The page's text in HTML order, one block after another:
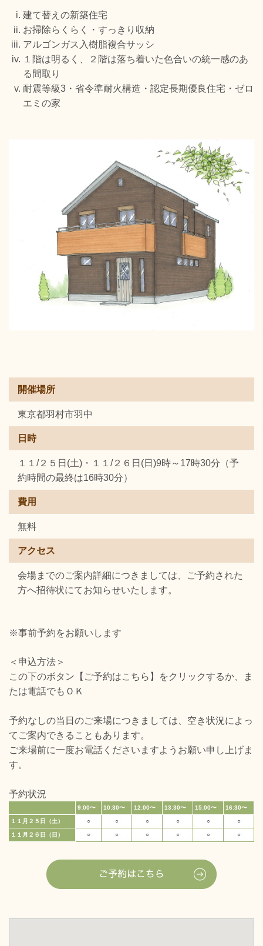
建て替えの新築住宅
お掃除らくらく・すっきり収納
アルゴンガス入樹脂複合サッシ
１階は明るく、２階は落ち着いた色合いの統一感のあ
る間取り
耐震等級3・省令準耐火構造・認定長期優良住宅・ゼロ
エミの家
開催場所
東京都羽村市羽中
日時
１１/２５日(土)・１１/２６日(日)9時～17時30分（予
約時間の最終は16時30分）
費用
無料
アクセス
会場までのご案内詳細につきましては、ご予約された
方へ招待状にてお知らせいたします。
※事前予約をお願いします
＜申込方法＞
この下のボタン【ご予約はこちら】をクリックするか、ま
たは電話でもＯＫ
予約なしの当日のご来場につきましては、空き状況によっ
てご案内できることもあります。
ご来場前に一度お電話くださいますようお願い申し上げま
す。
予約状況
9:00〜 10:30〜 12:00〜 13:30〜 15:00〜 16:30〜
１１月２５日（土） ○ ○ ○ ○ ○ ○
１１月２６日（日） ○ ○ ○ ○ ○ ○